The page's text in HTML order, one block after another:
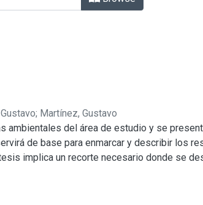
; Martínez, Gustavo
ambientales del área de estudio y se
de base para enmarcar y describir los
implica un recorte necesario donde se
de otros sitios pueden ser
geomorfológico- sedimentarios y